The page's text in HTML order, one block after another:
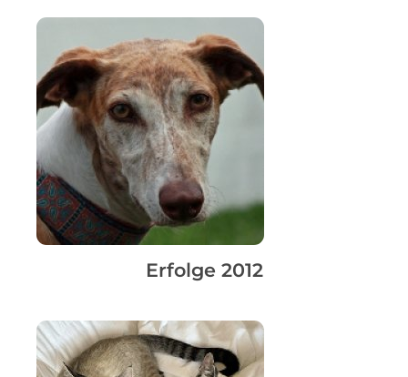
Erfolge 2012